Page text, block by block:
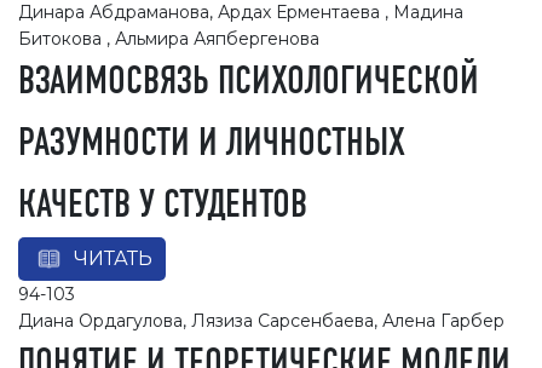
Динара Абдраманова, Ардах Ерментаева , Мадина
Битокова , Альмира Аяпбергенова
ВЗАИМОСВЯЗЬ ПСИХОЛОГИЧЕСКОЙ
РАЗУМНОСТИ И ЛИЧНОСТНЫХ
КАЧЕСТВ У СТУДЕНТОВ
ЧИТАТЬ
94-103
Диана Ордагулова, Лязиза Сарсенбаева, Алена Гарбер